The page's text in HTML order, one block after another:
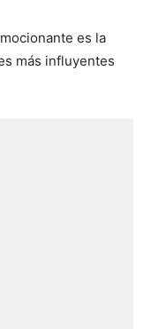
es la
más influyentes